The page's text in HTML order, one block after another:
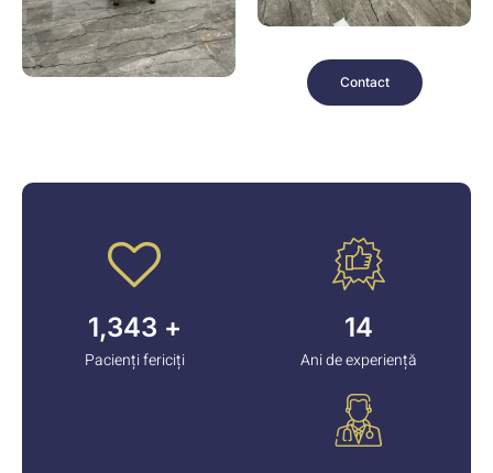
Contact
1,473 +
Pacienți fericiți
15
Ani de experiență